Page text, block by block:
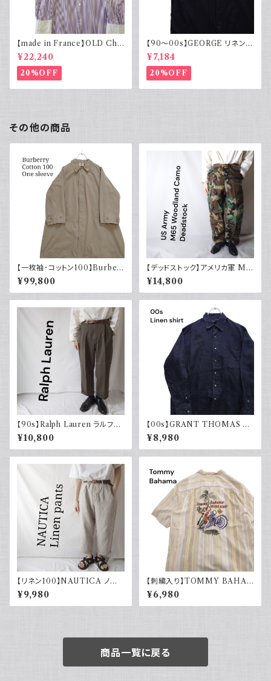
【made in France】OLD Cha
rvet ストライプ 切り替え 紫
¥22,240
20%OFF
【90～00s】GEORGE リネンレ
ーヨンシャツ 黒 ボックスシルエ
ット XL
¥7,184
20%OFF
その他の商品
【一枚袖･コットン100】Burber
ry バーバリー コート コマンダ
ーII
¥99,800
【デッドストック】アメリカ軍 M6
5 フィールドカーゴパンツ ウッド
ランドカモ 迷彩柄 US Army D
EADSTOCK 80s Small Reg
¥14,800
【90s】Ralph Lauren ラルフロ
ーレン ツータックスラックス ウ
ール カーキ 古着 TALONジッ
プ
¥10,800
【00s】GRANT THOMAS 古
着 長袖リネンシャツ ネイビー
アメカジ古着
¥8,980
【リネン100】NAUTICA ノー
ティカ ツータックパンツ スラック
ス 古着 ワイドパンツ
¥9,980
【刺繍入り】TOMMY BAHA
MA トミーバハマ オープンカラ
ーシャツ シルク100％ 開禁 古
着 アメカジ ストライプ
¥6,980
商品一覧に戻る